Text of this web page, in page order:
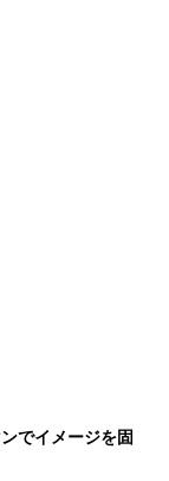
でイメージを固